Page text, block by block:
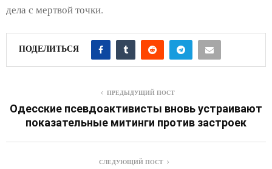
дела с мертвой точки.
ПОДЕЛИТЬСЯ
ПРЕДЫДУЩИЙ ПОСТ
Одесские псевдоактивисты вновь устраивают
показательные митинги против застроек
СЛЕДУЮЩИЙ ПОСТ